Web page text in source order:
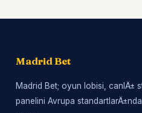
Madrid Bet
Madrid Bet; oyun lobisi, canlÄ±
panelini Avrupa